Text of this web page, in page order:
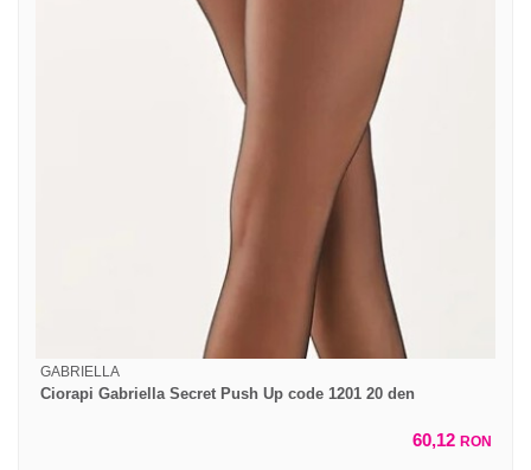
GABRIELLA
Ciorapi Gabriella Secret Push Up code 1201 20 den
60,12 RON